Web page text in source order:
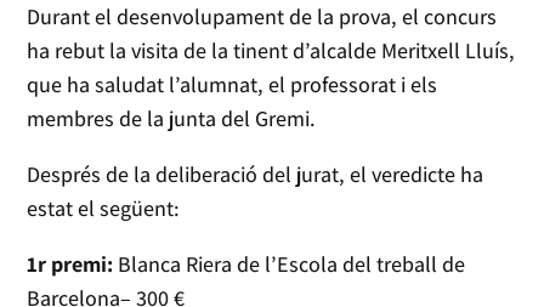
Durant el desenvolupament de la prova, el concurs
ha rebut la visita de la tinent d’alcalde Meritxell Lluís,
que ha saludat l’alumnat, el professorat i els
membres de la junta del Gremi.
Després de la deliberació del jurat, el veredicte ha
estat el següent:
1r premi: Blanca Riera de l’Escola del treball de
Barcelona– 300 €